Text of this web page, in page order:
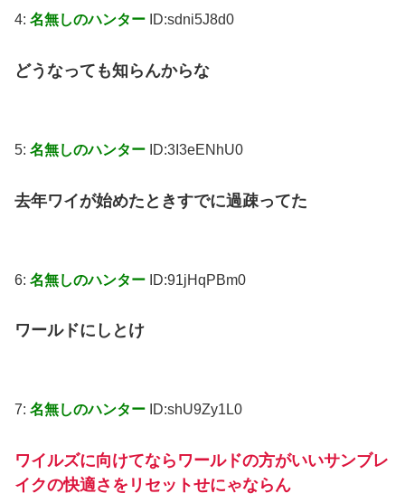
4: 名無しのハンター ID:sdni5J8d0
どうなっても知らんからな
5: 名無しのハンター ID:3I3eENhU0
去年ワイが始めたときすでに過疎ってた
6: 名無しのハンター ID:91jHqPBm0
ワールドにしとけ
7: 名無しのハンター ID:shU9Zy1L0
ワイルズに向けてならワールドの方がいいサンブレ
イクの快適さをリセットせにゃならん